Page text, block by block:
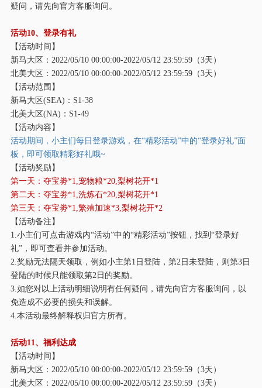
疑问，请先向官方客服询问。
活动10、登录有礼
【活动时间】
新马大区： 2022/05/10 00:00:00-2022/05/12 23:59:59（3天）
北美大区： 2022/05/10 00:00:00-2022/05/12 23:59:59（3天）
【活动范围】
新马大区(SEA)：S1-38
北美大区(NA)：S1-49
【活动内容】
活动期间，小主们每日登录游戏，在“精彩活动”中的“登录好礼”面
板，即可领取精彩好礼哦~
【活动奖励】
第一天：夺宝劵*1,宠物粮*20,梨树花开*1
第二天：夺宝劵*1,洗炼石*20,梨树花开*1
第三天：夺宝劵*1,繁殖加速*3,梨树花开*2
【活动备注】
1.小主们可点击游戏内“活动”中的“精彩活动”按钮，找到“登录好
礼”，即可查看并参加活动。
2.奖励无法隔天领取，例如小主第1日登陆，第2日未登陆，则第3日
登陆的时候只能领取第2日的奖励。
3.如您对以上活动明细说明有任何疑问，请先向官方客服询问，以
免造成不必要的损失和误解。
4.本活动最终解释权归官方所有。
活动11、福利达成
【活动时间】
新马大区： 2022/05/10 00:00:00-2022/05/12 23:59:59（3天）
北美大区： 2022/05/10 00:00:00-2022/05/12 23:59:59（3天）